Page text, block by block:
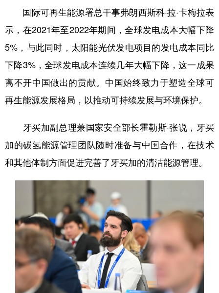
国际可再生能源署总干事弗朗西斯科·拉·卡梅拉表
示，在2021年至2022年期间，全球发电成本大幅下降
5%，与此同时，太阳能光伏发电项目的发电成本同比
下降3%，全球发电成本连续几年大幅下降，这一成果
离不开中国做出的贡献。中国始终致力于塑造全球可
再生能源发展格局，以推动可持续发展与环境保护。
牙买加副总理兼国家安全部长霍勒斯·张说，牙买
加的碳氢能源管理团队随时准备与中国合作，在技术
和其他体制方面促进完善了牙买加的清洁能源管理。